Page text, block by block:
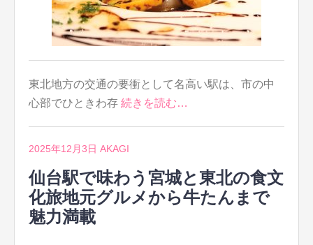
東北地方の交通の要衝として名高い駅は、市の中
心部でひときわ存 続きを読む…
2025年12月3日 AKAGI
仙台駅で味わう宮城と東北の食文
化旅地元グルメから牛たんまで
魅力満載